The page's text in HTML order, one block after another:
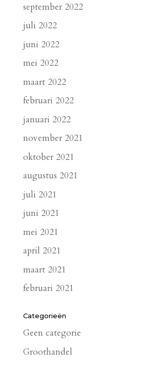
september 2022
juli 2022
juni 2022
mei 2022
maart 2022
februari 2022
januari 2022
november 2021
oktober 2021
augustus 2021
juli 2021
juni 2021
mei 2021
april 2021
maart 2021
februari 2021
Categorieën
Geen categorie
Groothandel